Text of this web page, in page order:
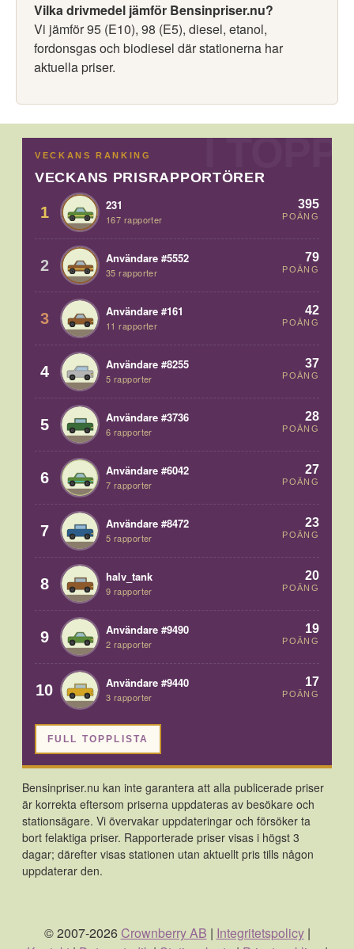
Vilka drivmedel jämför Bensinpriser.nu?
Vi jämför 95 (E10), 98 (E5), diesel, etanol,
fordonsgas och biodiesel där stationerna har
aktuella priser.
VECKANS RANKING
VECKANS PRISRAPPORTÖRER
1 231
167 rapporter
395
POÄNG
2 Användare #5552
35 rapporter
79
POÄNG
3 Användare #161
11 rapporter
42
POÄNG
4 Användare #8255
5 rapporter
37
POÄNG
5 Användare #3736
6 rapporter
28
POÄNG
6 Användare #6042
7 rapporter
27
POÄNG
7 Användare #8472
5 rapporter
23
POÄNG
8 halv_tank
9 rapporter
20
POÄNG
9 Användare #9490
2 rapporter
19
POÄNG
10 Användare #9440
3 rapporter
17
POÄNG
FULL TOPPLISTA
Bensinpriser.nu kan inte garantera att alla publicerade priser
är korrekta eftersom priserna uppdateras av besökare och
stationsägare. Vi övervakar uppdateringar och försöker ta
bort felaktiga priser. Rapporterade priser visas i högst 3
dagar; därefter visas stationen utan aktuellt pris tills någon
uppdaterar den.
© 2007-2026 Crownberry AB | Integritetspolicy|